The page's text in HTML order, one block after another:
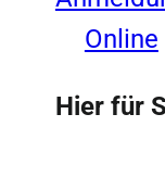
Online
Hier für